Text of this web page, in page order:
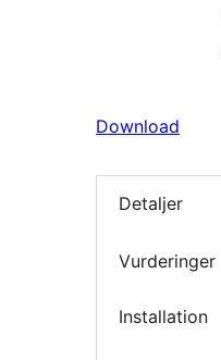
Download
Detaljer
Vurderinger
Installation